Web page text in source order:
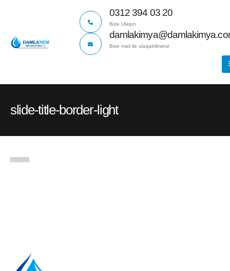
0312 394 03 20
Bize Ulaşın
Bize mail ile ulaşabilirsiniz
slide-title-border-light